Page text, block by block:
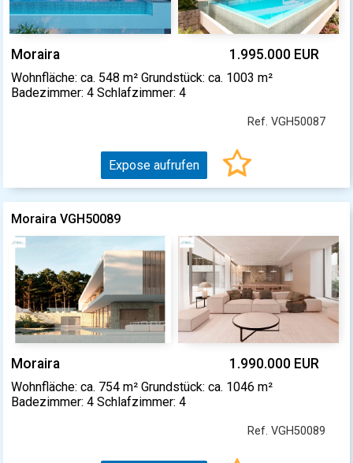
Moraira 1.995.000 EUR
Wohnfläche: ca. 548 m² Grundstück: ca. 1003 m²
Badezimmer: 4 Schlafzimmer: 4
Ref. VGH50087
Expose aufrufen
Moraira VGH50089
Moraira 1.990.000 EUR
Wohnfläche: ca. 754 m² Grundstück: ca. 1046 m²
Badezimmer: 4 Schlafzimmer: 4
Ref. VGH50089